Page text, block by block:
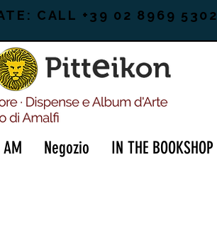
CALL +39 02 8969 5302
Negozio IN THE BOOKSHOP